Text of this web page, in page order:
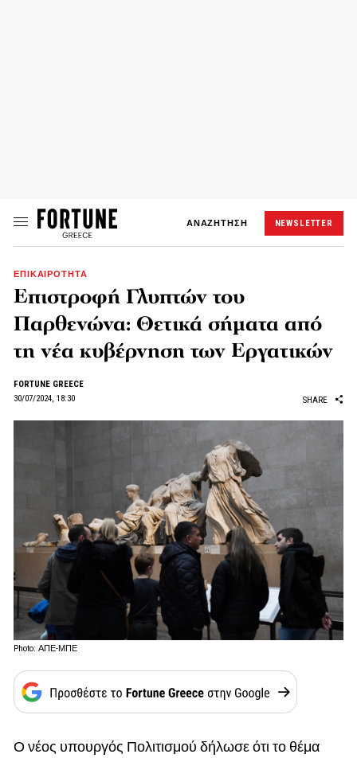
ΑΝΑΖΗΤΗΣΗ NEWSLETTER
ΕΠΙΚΑΙΡΟΤΗΤΑ
Επιστροφή Γλυπτών του
Παρθενώνα: Θετικά σήματα από
τη νέα κυβέρνηση των Εργατικών
FORTUNE GREECE
30/07/2024, 18:30
SHARE
Photo: ΑΠΕ-ΜΠΕ
Ο νέος υπουργός Πολιτισμού δήλωσε ότι το θέμα